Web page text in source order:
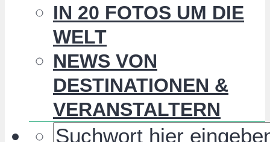
IN 20 FOTOS UM DIE
WELT
NEWS VON
DESTINATIONEN &
VERANSTALTERN